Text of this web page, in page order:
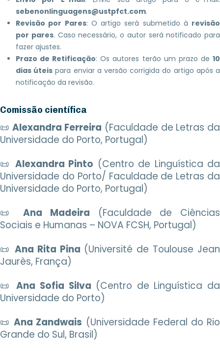
sebenonlinguagens@ustpfct.com.
Revisão por Pares: O artigo será submetido à revisão
por pares. Caso necessário, o autor será notificado para
fazer ajustes.
Prazo de Retificação: Os autores terão um prazo de10
dias úteis para enviar a versão corrigida do artigo após a
notificação da revisão.
Comissão científica
📜Alexandra Ferreira (Faculdade de Letras da
Universidade do Porto, Portugal)
📜 Alexandra Pinto (Centro de Linguística da
Universidade do Porto/ Faculdade de Letras da
Universidade do Porto, Portugal)
📜Ana Madeira (Faculdade de Ciências
Sociais e Humanas – NOVA FCSH, Portugal)
📜 Ana Rita Pina (Université de Toulouse Jean
Jaurès, França)
📜Ana Sofia Silva (Centro de Linguística da
Universidade do Porto)
📜Ana Zandwais (Universidade Federal do Rio
Grande do Sul, Brasil)